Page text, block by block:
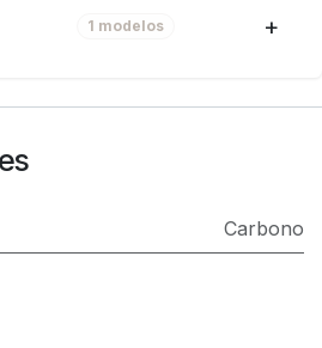
1 modelos
Carbono